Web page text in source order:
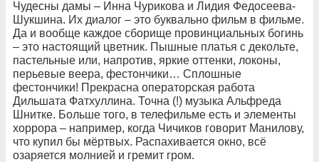
Чудесны дамы – Инна Чурикова и Лидия Федосеева-
Шукшина. Их диалог – это буквально фильм в фильме.
Да и вообще каждое сборище провинциальных богинь
– это настоящий цветник. Пышные платья с декольте,
пастельные или, напротив, яркие оттенки, локоны,
перьевые веера, фестончики… Сплошные
фестончики! Прекрасна операторская работа
Дильшата Фатхуллина. Точна (!) музыка Альфреда
Шнитке. Больше того, в телефильме есть и элементы
хоррора – например, когда Чичиков говорит Манилову,
что купил бы мёртвых. Распахивается окно, всё
озаряется молнией и гремит гром.